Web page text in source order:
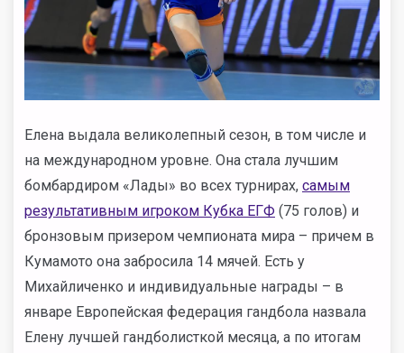
Елена выдала великолепный сезон, в том числе и
на международном уровне. Она стала лучшим
бомбардиром «Лады» во всех турнирах, самым
результативным игроком Кубка ЕГФ (75 голов) и
бронзовым призером чемпионата мира – причем в
Кумамото она забросила 14 мячей. Есть у
Михайличенко и индивидуальные награды – в
январе Европейская федерация гандбола назвала
Елену лучшей гандболисткой месяца, а по итогам